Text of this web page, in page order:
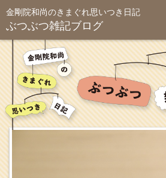
金剛院和尚のきまぐれ思いつき日記
ぶつぶつ雑記ブログ